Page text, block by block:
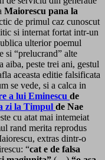
Maiorescu pana la
de primul caz cunoscut
si internat fortat intr-un
ulterior poemul
si “prelucrand” alte
aiba, peste trei ani, gestul
aceasta editie falsificata
se vede, si a calca in
a lui Eminescu de
zi la Timpul de Nae
cu atat mai intemeiat
rand merita reprodus
extras dintr-o
“cat e de falsa